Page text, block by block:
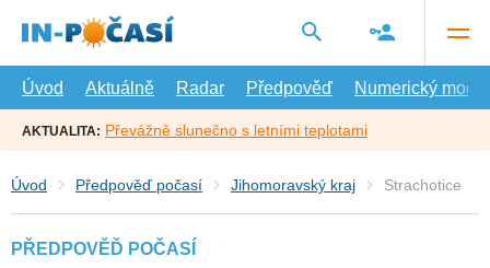
hlavní
Úvod
Aktuálně Radar Předpověď Numerický model
AKTUALITA: Převážně slunečno s letními teplotami
Úvod Předpověď počasí Jihomoravský kraj Strachotice
PŘEDPOVĚĎ POČASÍ